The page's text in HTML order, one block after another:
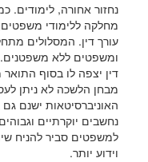
נחזור אחורה, לימודים.
מחלקה ללימודי
עורך דין. המסלולים
ומשפטים ללא
דין יצפה לו בסוף
מבחן הלשכה לא ניתן
האוניברסיטאות ישנם
נחשבים יוקרתיים
למשפטים סביר להניח
וידוע יותר.